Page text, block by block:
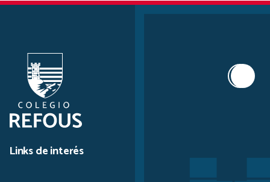
Links de interés